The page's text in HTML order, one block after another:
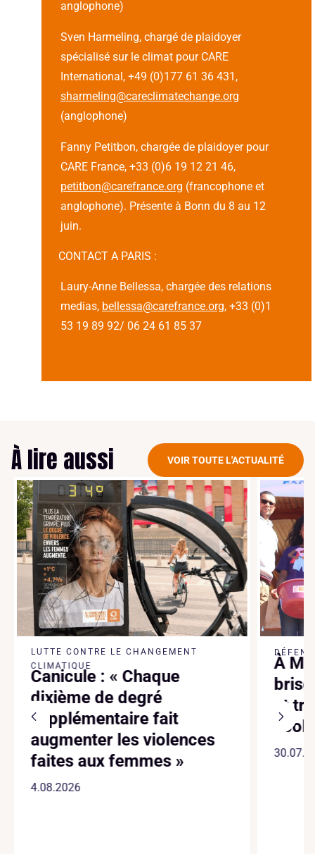
anglophone)
Sven Harmeling, chargé de plaidoyer
spécialisé sur le climat pour CARE
International, +49 (0)177 61 36 431,
sharmeling@careclimatechange.org
(anglophone)
Fanny Petitbon, chargée de plaidoyer pour
CARE France, +33 (0)6 19 12 21 46,
petitbon@carefrance.org (francophone et
anglophone). Présente à Bonn du 8 au 12
juin.
CONTACT A PARIS :
Laury-Anne Bellessa, chargée des relations
medias, bellessa@carefrance.org, +33 (0)1
53 19 89 92/ 06 24 61 85 37
À lire aussi VOIR TOUTE L'ACTUALITÉ
LUTTE CONTRE LE CHANGEMENT
CLIMATIQUE
Canicule : « Chaque
dixième de degré
supplémentaire fait
augmenter les violences
faites aux femmes »
4.08.2026
À
et